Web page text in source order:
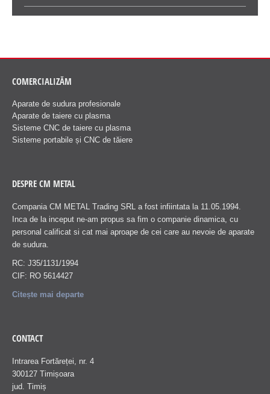
COMERCIALIZĂM
Aparate de sudura profesionale
Aparate de taiere cu plasma
Sisteme CNC de taiere cu plasma
Sisteme portabile și CNC de tăiere
DESPRE CM METAL
Compania CM METAL Trading SRL a fost infiintata la 11.05.1994.
Inca de la inceput ne-am propus sa fim o companie dinamica, cu
personal calificat si cat mai aproape de cei care au nevoie de aparate
de sudura.
RC: J35/1131/1994
CIF: RO 5614427
Citește mai departe
CONTACT
Intrarea Fortăreței, nr. 4
300127 Timișoara
jud. Timiș